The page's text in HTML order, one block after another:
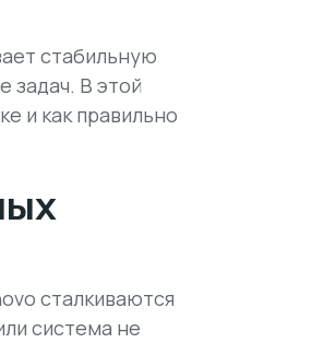
стабильную
задач. В этой
и как правильно
сталкиваются
система не